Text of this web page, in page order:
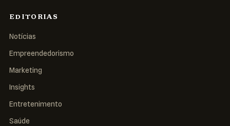
EDITORIAS
Notícias
Empreendedorismo
Marketing
Insights
Entretenimento
Saúde